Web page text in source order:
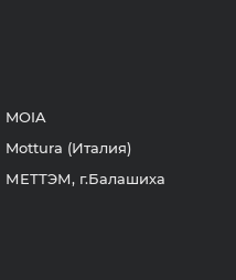
MOIA
Mottura (Италия)
МЕТТЭМ, г.Балашиха